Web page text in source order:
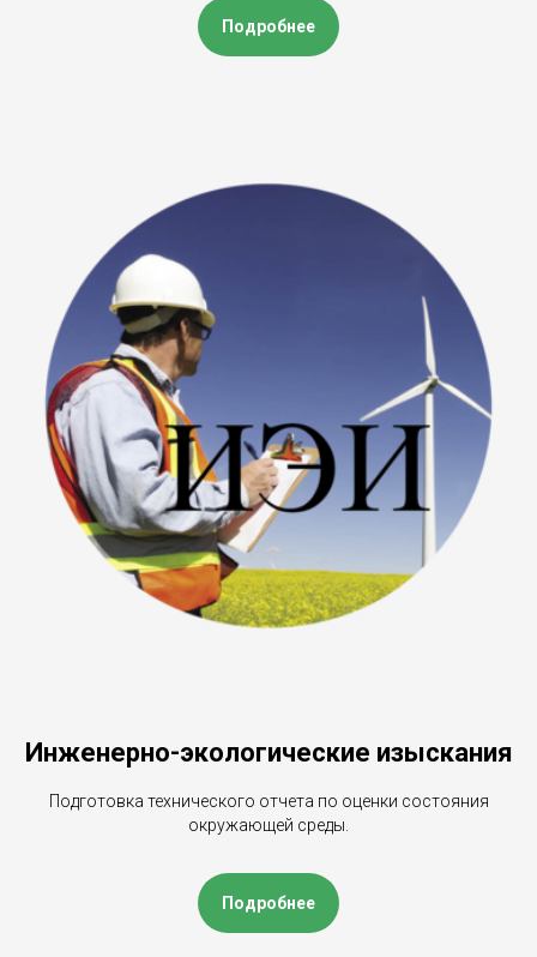
Подробнее
Инженерно-экологические изыскания
Подготовка технического отчета по оценки состояния
окружающей среды.
Подробнее